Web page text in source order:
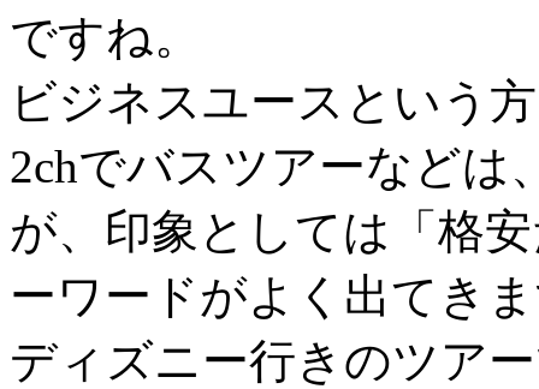
ですね。
ビジネスユースという
2chでバスツアーなどは
が、印象としては「格
ーワードがよく出てき
ディズニー行きのツア